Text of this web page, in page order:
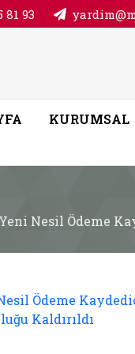
81 93
KURUMSAL
Yeni Nesil Ödeme